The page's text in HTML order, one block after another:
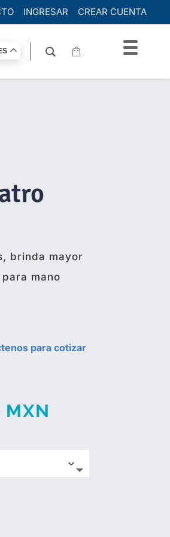
INGRESAR CREAR CUENTA
brinda mayor
mano
para cotizar
MXN